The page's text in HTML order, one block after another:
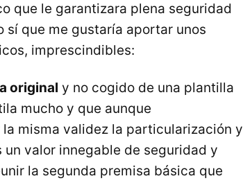
que le garantizara plena seguridad
que me gustaría aportar unos
imprescindibles:
original y no cogido de una plantilla
mucho y que aunque
misma validez la particularización y
valor innegable de seguridad y
la segunda premisa básica que